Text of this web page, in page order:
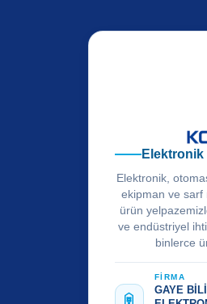
Elektronik,
ekipman ve sarf
ürün
ve endüstriyel
binlerce
FİRMA
GAYE